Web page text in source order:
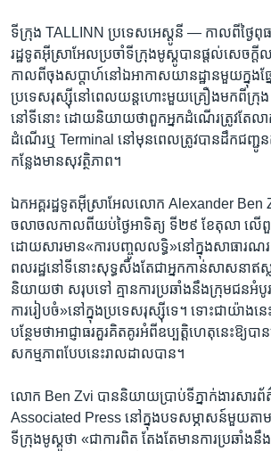
ទីក្រុង TALLINN ប្រទេស​អេស្ដូនី — កាល​ពី​ថ្ងៃ​ពុ
រដ្ឋទូត​អ៊ីស្រាអែល​ប្រចាំទីក្រុង​មូស្គូ​បានផ្តល់​សេចក្តី​ល
កាលពីចុងសប្តាហ៍​នៅឯអាកាសយានដ្ឋាន​មួយក្នុង​ផ្ន
ប្រទេសរុស្ស៊ី​នៅ​ពេលយន្តហោះ​មួយ​គ្រឿងមក​ពី​ក្រុង
នៅទី​នោះ ដោយនិយាយថាពួក​អ្នក​ដំណើរ​ត្រូវ​តែ​លាក់ខ្
ដំណើរឬ Terminal នៅមុនពេលត្រូវ​បានដឹកជញ្ជូនត
កន្លែង​មានសុវត្ថិភាព។
ឯកអគ្គរដ្ឋទូតអ៊ីស្រាអែលលោក​ Alexander Ben
ចលាចល​កាល​ពី​យប់ថ្ងៃអាទិត្យ​ ទី២៩ ខែតុលា​ ល
ដោយសារ​មាន«ការ​បញ្ចូល​លទ្ធិ»នៅក្នុងសាធារណ
ពលរដ្ឋនៅ​ទីនោះ​សុទ្ធសឹង​តែ​ជា​អ្នកកាន់​សាសនាឥស្
និយាយថា សរុបទៅ​ គ្មានការប្រឆាំងនឹង​ក្រុម​ជនអំបូរ​
ការរៀបចំ»​នៅក្នុងប្រទេសរុស្ស៊ីទេ។ ទោះជា​យ៉ាង​ន
បន្ថែមថាអាជ្ញាធរ​គួរ​គិតគូរ​អំពីឧប្បត្តិហេតុនេះឱ្យ​ប
សកម្មភាពបែបនេះ​រាលដាល​បាន។
លោក Ben Zvi បាន​និយាយប្រាប់​ទីភ្នាក់ងារ​សារព័
Associated Press នៅ​ក្នុងបទសម្ភាសន៍​មួយ​តា
ទីក្រុង​មូស្គូថា «ជាការពិត តែង​តែមាន​ការ​ប្រឆាំង​នឹ